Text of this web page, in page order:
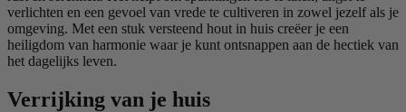
verlichten en een gevoel van vrede te cultiveren in zowel jezelf als je
omgeving. Met een stuk versteend hout in huis creëer je een
heiligdom van harmonie waar je kunt ontsnappen aan de hectiek van
het dagelijks leven.
Verrijking van je huis